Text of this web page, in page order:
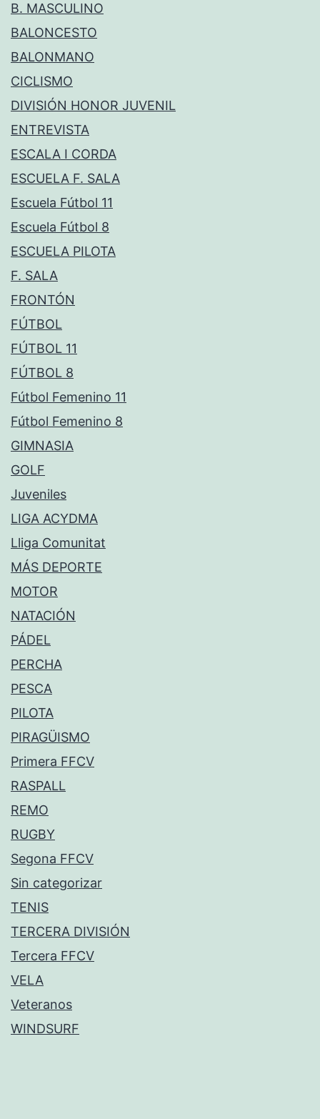
B. MASCULINO
BALONCESTO
BALONMANO
CICLISMO
DIVISIÓN HONOR JUVENIL
ENTREVISTA
ESCALA I CORDA
ESCUELA F. SALA
Escuela Fútbol 11
Escuela Fútbol 8
ESCUELA PILOTA
F. SALA
FRONTÓN
FÚTBOL
FÚTBOL 11
FÚTBOL 8
Fútbol Femenino 11
Fútbol Femenino 8
GIMNASIA
GOLF
Juveniles
LIGA ACYDMA
Lliga Comunitat
MÁS DEPORTE
MOTOR
NATACIÓN
PÁDEL
PERCHA
PESCA
PILOTA
PIRAGÜISMO
Primera FFCV
RASPALL
REMO
RUGBY
Segona FFCV
Sin categorizar
TENIS
TERCERA DIVISIÓN
Tercera FFCV
VELA
Veteranos
WINDSURF